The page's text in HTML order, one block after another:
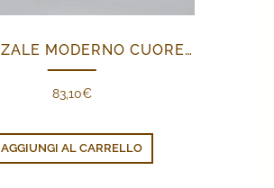
CAPEZZALE MODERNO CUORE SACRA FAMIGLIA
83,10€
AGGIUNGI AL CARRELLO